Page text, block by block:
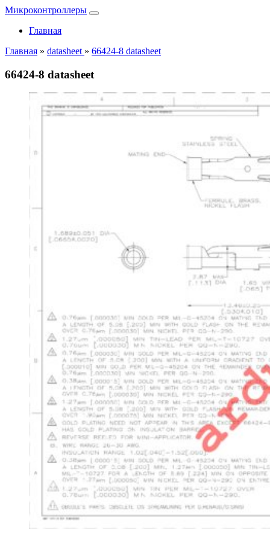
Микроконтроллеры
Главная
Главная » datasheet » 66424-8 datasheet
66424-8 datasheet